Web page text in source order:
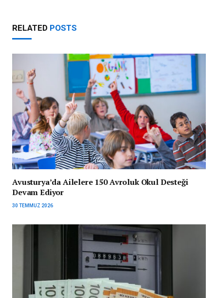
RELATED POSTS
Avusturya’da Ailelere 150 Avroluk Okul Desteği
Devam Ediyor
30 TEMMUZ 2026